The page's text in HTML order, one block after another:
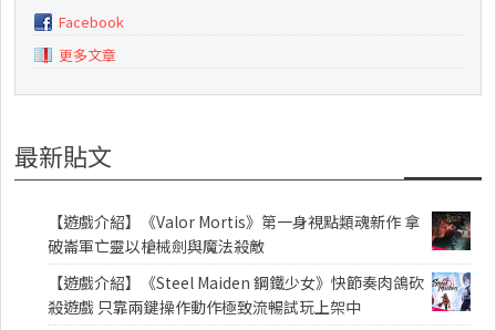
Facebook
更多文章
最新貼文
【遊戲介紹】《Valor Mortis》第一身視點類魂新作 拿
破崙軍亡靈以槍械劍與魔法殺敵
【遊戲介紹】《Steel Maiden 鋼鐵少女》快節奏肉鴿砍
殺遊戲 只靠兩鍵操作動作極致流暢試玩上架中